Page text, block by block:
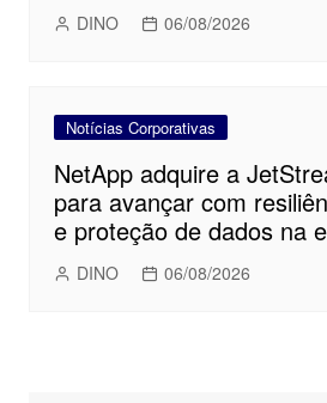
DINO 06/08/2026
Notícias Corporativas
NetApp adquire a
para avançar com
e proteção de dados na
DINO 06/08/2026